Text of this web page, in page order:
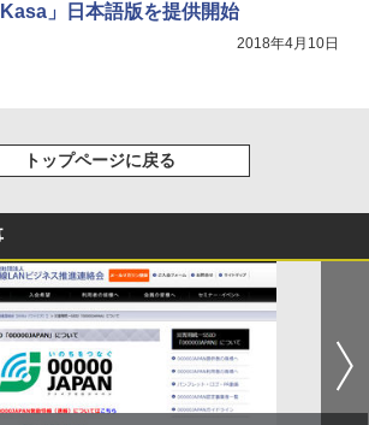
Kasa」日本語版を提供開始
2018年4月10日
トップページに戻る